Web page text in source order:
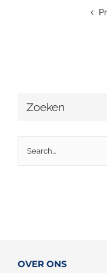
Zoeken
OVER ONS